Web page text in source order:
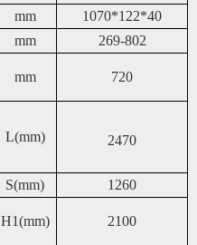
mm
1070*122*40
mm
269-802
mm 720
L(mm) 2470
S(mm)
1260
H1(mm) 2100